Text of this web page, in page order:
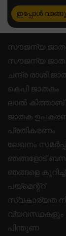
ഇപ്പോൾ
സൗജന്യ
സൗജന്യ
ചന്ദ്ര രാശി
കെപി ജാതകം
ലാൽ കിത്താബ്
ജാതക
പ്രതികരണം
ലേഖനം
ഞങ്ങളോട്
ഞങ്ങളെ കുറിച്ച്
പയ്മെന്റ്റ്
സ്വകാര്യത
വ്യവസ്ഥകളും
പിന്തുണ